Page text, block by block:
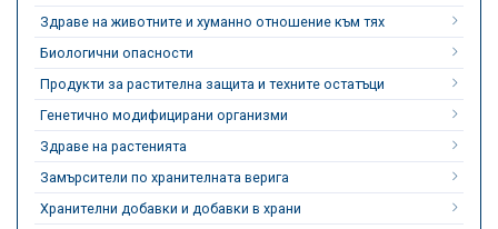
Здраве на животните и хуманно отношение към тях
Биологични опасности
Продукти за растителна защита и техните остатъци
Генетично модифицирани организми
Здраве на растенията
Замърсители по хранителната верига
Хранителни добавки и добавки в храни